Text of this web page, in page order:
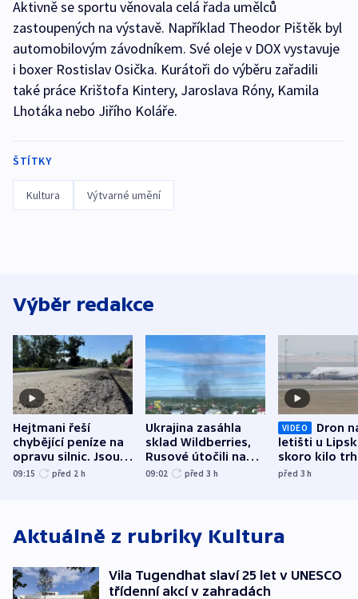
Aktivně se sportu věnovala celá řada umělců
zastoupených na výstavě. Například Theodor Pištěk byl
automobilovým závodníkem. Své oleje v DOX vystavuje
i boxer Rostislav Osička. Kurátoři do výběru zařadili
také práce Krištofa Kintery, Jaroslava Róny, Kamila
Lhotáka nebo Jiřího Koláře.
ŠTÍTKY
Kultura Výtvarné umění
Výběr redakce
Hejtmani řeší
chybějící peníze na
opravu silnic. Jsou
nenárokové, namítá
09:15 před 2 h
Ukrajina zasáhla
sklad Wildberries,
Rusové útočili na
trh, hasiče či
09:02 před 3 h
VIDEO
Dron
letišti u
skoro kilo
indicie
před 3h
Aktuálně z rubriky Kultura
Vila Tugendhat slaví 25 let v UNESCO
třídenní akcí v zahradách